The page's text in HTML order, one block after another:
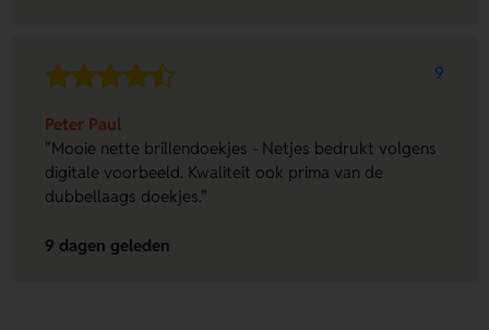
9
Peter Paul
"Mooie nette brillendoekjes - Netjes bedrukt volgens
digitale voorbeeld. Kwaliteit ook prima van de
dubbellaags doekjes."
9 dagen geleden